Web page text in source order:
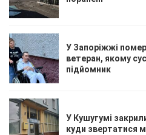
У Запоріжжі
ветеран, якому
підйомник
У Кушугумі
куди звертатися